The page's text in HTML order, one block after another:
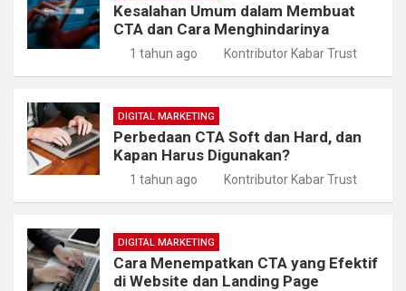
Kesalahan Umum dalam Membuat
CTA dan Cara Menghindarinya
1 tahun ago Kontributor Kabar Trust
DIGITAL MARKETING
Perbedaan CTA Soft dan Hard, dan
Kapan Harus Digunakan?
1 tahun ago Kontributor Kabar Trust
DIGITAL MARKETING
Cara Menempatkan CTA yang Efektif
di Website dan Landing Page